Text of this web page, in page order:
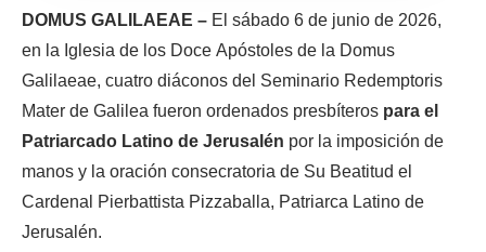
DOMUS GALILAEAE –El sábado 6 de junio de 2026,
en la Iglesia de los Doce Apóstoles de la Domus
Galilaeae, cuatro diáconos del Seminario Redemptoris
Mater de Galilea fueron ordenados presbíterospara el
Patriarcado Latino de Jerusalénpor la imposición de
manos y la oración consecratoria de Su Beatitud el
Cardenal Pierbattista Pizzaballa, Patriarca Latino de
Jerusalén.